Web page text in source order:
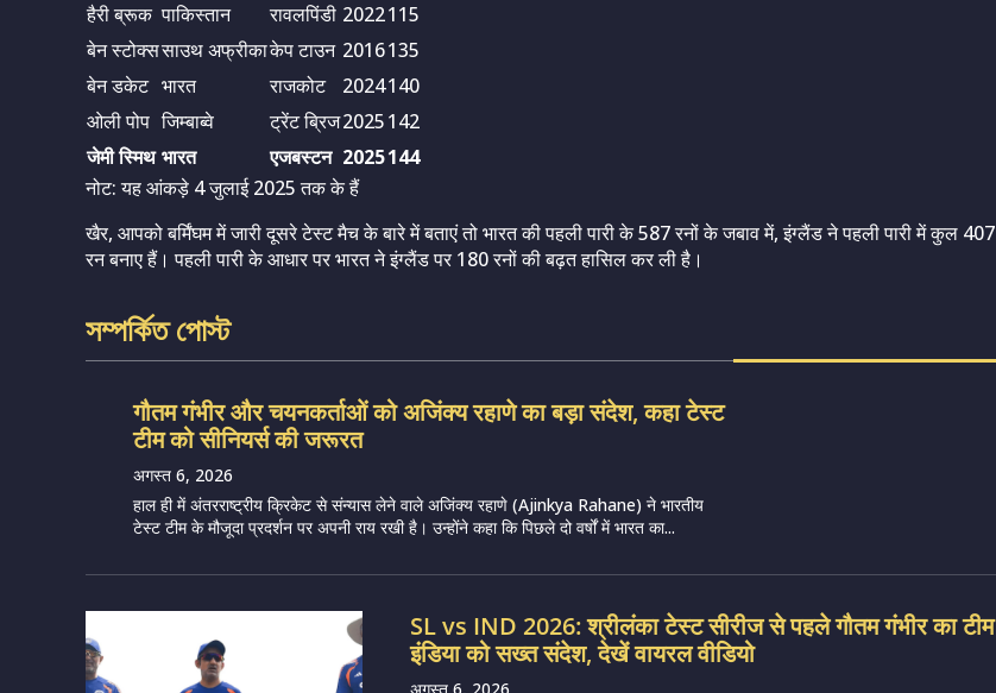
हैरी ब्रूक पाकिस्तान रावलपिंडी 2022115
बेन स्टोक्ससाउथ अफ्रीकाकेप टाउन 2016135
बेन डकेट भारत राजकोट 2024140
ओली पोप जिम्बाब्वे ट्रेंट ब्रिज2025142
जेमी स्मिथ भारत एजबस्टन 2025144
नोट: यह आंकड़े 4 जुलाई 2025 तक के हैं
खैर, आपको बर्मिंघम में जारी दूसरे टेस्ट मैच के बारे में बताएं तो भारत की पहली पारी के 587 रनों के जबाव में, इंग्लैंड ने पहली पारी में कुल 407
रन बनाए हैं। पहली पारी के आधार पर भारत ने इंग्लैंड पर 180 रनों की बढ़त हासिल कर ली है।
সম্পর্কিত পোস্ট
गौतम गंभीर और चयनकर्ताओं को अजिंक्य रहाणे का बड़ा संदेश, कहा टेस्ट
टीम को सीनियर्स की जरूरत
अगस्त 6, 2026
हाल ही में अंतरराष्ट्रीय क्रिकेट से संन्यास लेने वाले अजिंक्य रहाणे (Ajinkya Rahane) ने भारतीय
टेस्ट टीम के मौजूदा प्रदर्शन पर अपनी राय रखी है। उन्होंने कहा कि पिछले दो वर्षों में भारत का...
SL vs IND 2026: श्रीलंका टेस्ट सीरीज से पहले गौतम गंभीर का टीम
इंडिया को सख्त संदेश, देखें वायरल वीडियो